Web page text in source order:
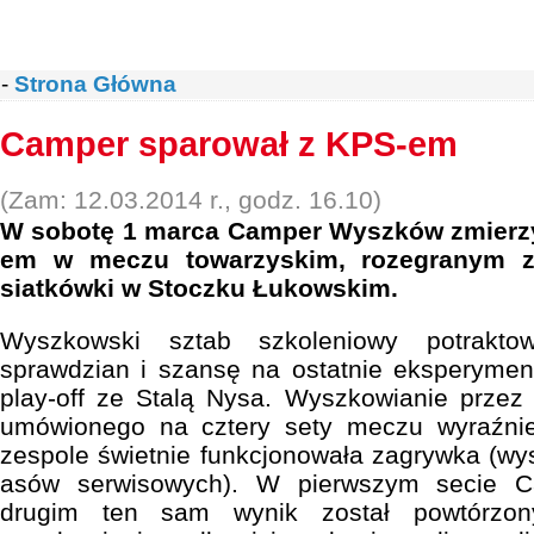
- Strona Główna
Camper sparował z KPS-em
(Zam: 12.03.2014 r., godz. 16.10)
W sobotę 1 marca Camper Wyszków
em w meczu towarzyskim, rozegranym
siatkówki w Stoczku Łukowskim.
Wyszkowski sztab szkoleniowy
sprawdzian i szansę na ostatnie
play-off ze Stalą Nysa. Wyszkowianie przez
umówionego na cztery sety meczu
zespole świetnie funkcjonowała zagrywka
asów serwisowych). W pierwszym secie
drugim ten sam wynik został